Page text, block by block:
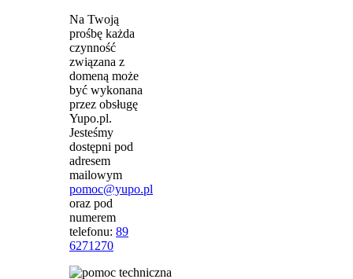
Na Twoją
prośbę każda
czynność
związana z
domeną może
być wykonana
przez obsługę
Yupo.pl.
Jesteśmy
dostępni pod
adresem
mailowym
pomoc@yupo.pl
oraz pod
numerem
telefonu: 89
6271270